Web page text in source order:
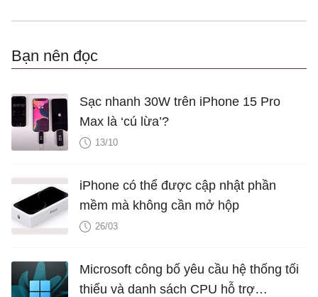
Bạn nên đọc
Sạc nhanh 30W trên iPhone 15 Pro
Max là ‘cú lừa’?
13/10
iPhone có thể được cập nhật phần
mềm mà không cần mở hộp
26/03
Microsoft công bố yêu cầu hệ thống tối
thiểu và danh sách CPU hỗ trợ